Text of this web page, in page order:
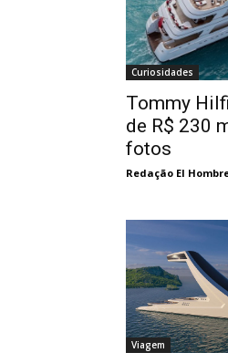
Curiosidades
Tommy
de R$ 230
fotos
Redação El
Viagem